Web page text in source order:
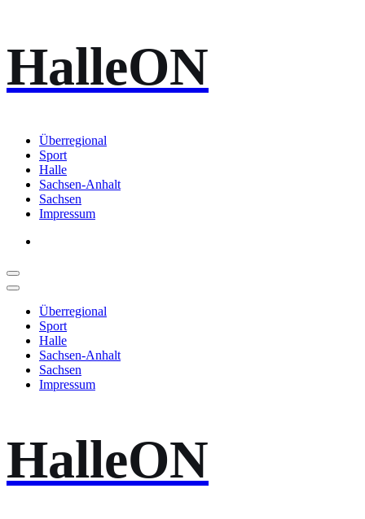
Inhalt
springen
HalleON
Überregional
Sport
Halle
Sachsen-Anhalt
Sachsen
Impressum
Überregional
Sport
Halle
Sachsen-Anhalt
Sachsen
Impressum
HalleON